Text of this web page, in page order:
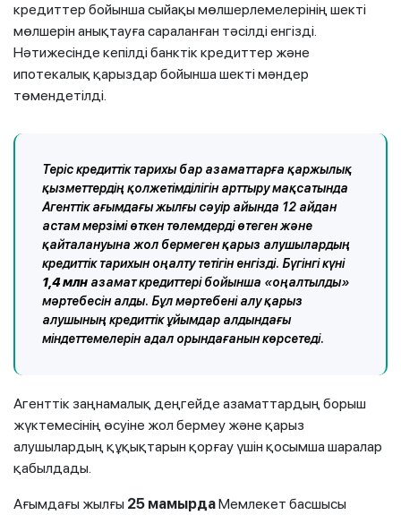
кредиттер бойынша сыйақы мөлшерлемелерінің шекті
мөлшерін анықтауға сараланған тәсілді енгізді.
Нәтижесінде кепілді банктік кредиттер және
ипотекалық қарыздар бойынша шекті мәндер
төмендетілді.
Теріс кредиттік тарихы бар азаматтарға қаржылық
қызметтердің қолжетімділігін арттыру мақсатында
Агенттік ағымдағы жылғы сәуір айында 12 айдан
астам мерзімі өткен төлемдерді өтеген және
қайталануына жол бермеген қарыз алушылардың
кредиттік тарихын оңалту тетігін енгізді. Бүгінгі күні
1,4 млн азамат кредиттері бойынша «оңалтылды»
мәртебесін алды. Бұл мәртебені алу қарыз
алушының кредиттік ұйымдар алдындағы
міндеттемелерін адал орындағанын көрсетеді.
Агенттік заңнамалық деңгейде азаматтардың борыш
жүктемесінің өсуіне жол бермеу және қарыз
алушылардың құқықтарын қорғау үшін қосымша шаралар
қабылдады.
Ағымдағы жылғы 25 мамырдаМемлекет басшысы